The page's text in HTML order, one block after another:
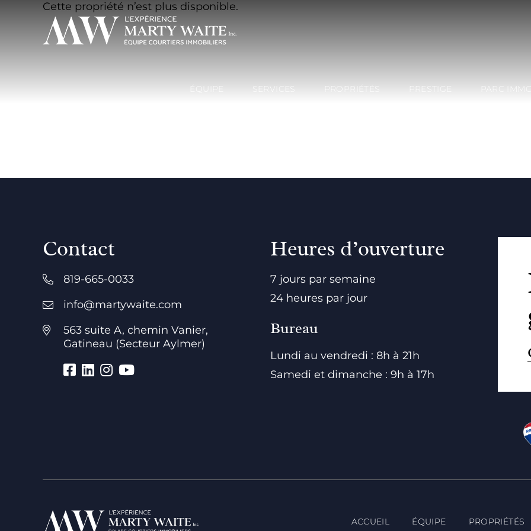
ÉQUIPE SERVICES PROPRIÉTÉS PRESTIGE PARC
Cette propriété n’est plus disponible.
Contact
819-665-0033
info@martywaite.com
563 suite A, chemin Vanier,
Gatineau (Secteur Aylmer)
Heures d’ouverture
7 jours par semaine
24 heures par jour
Bureau
Lundi au vendredi : 8h à 21h
Samedi et dimanche : 9h à 17h
ACCUEIL ÉQUIPE PROPRIÉTÉS